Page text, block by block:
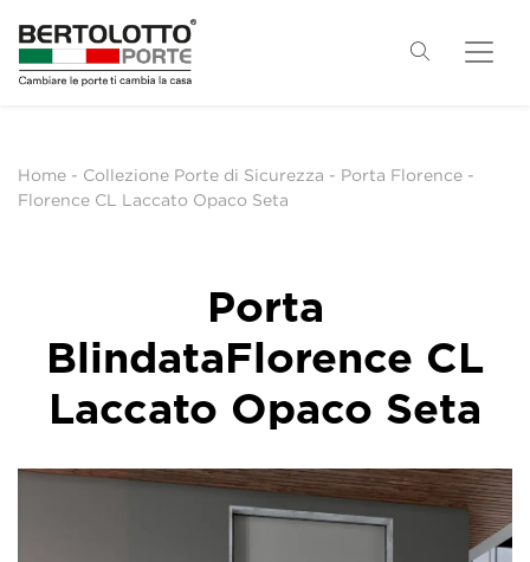
Home - Collezione Porte di Sicurezza - Porta Florence -
Florence CL Laccato Opaco Seta
Porta
BlindataFlorence CL
Laccato Opaco Seta